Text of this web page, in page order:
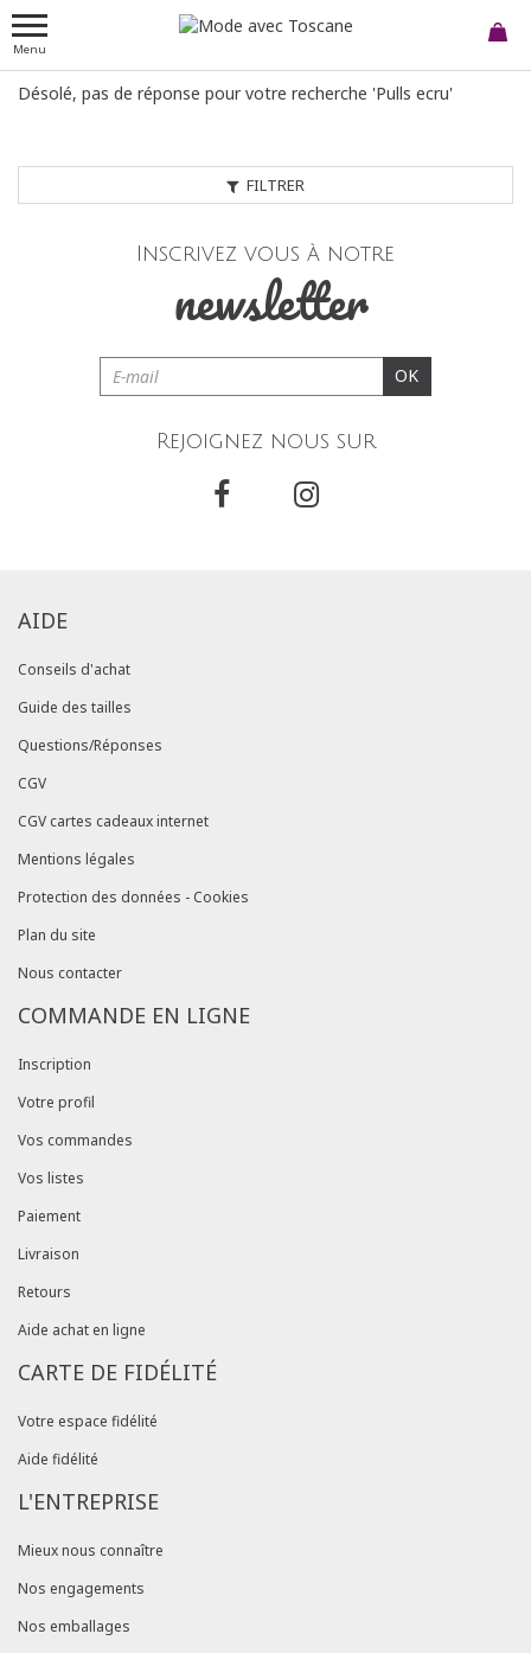
Menu
FILTRER
Désolé, pas de réponse pour votre recherche 'Pulls ecru'
Inscrivez vous à notre
newsletter
OK
Rejoignez nous sur
AIDE
Conseils d'achat
Guide des tailles
Questions/Réponses
CGV
CGV cartes cadeaux internet
Mentions légales
Protection des données - Cookies
Plan du site
Nous contacter
COMMANDE EN LIGNE
Inscription
Votre profil
Vos commandes
Vos listes
Paiement
Livraison
Retours
Aide achat en ligne
CARTE DE FIDÉLITÉ
Votre espace fidélité
Aide fidélité
L'ENTREPRISE
Mieux nous connaître
Nos engagements
Nos emballages